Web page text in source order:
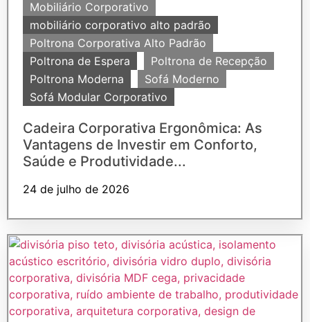
Mobiliário Corporativo
mobiliário corporativo alto padrão
Poltrona Corporativa Alto Padrão
Poltrona de Espera
Poltrona de Recepção
Poltrona Moderna
Sofá Moderno
Sofá Modular Corporativo
Cadeira Corporativa Ergonômica: As
Vantagens de Investir em Conforto,
Saúde e Produtividade...
24 de julho de 2026